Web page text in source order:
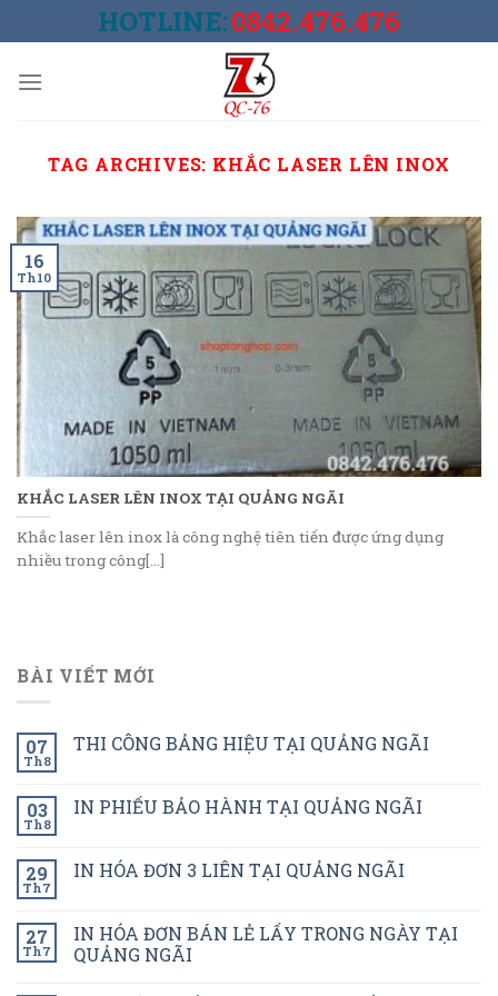
to
HOTLINE:0842.476.476
TAG ARCHIVES: KHẮC LASER LÊN INOX
KHẮC LASER LÊN INOX TẠI QUẢNG NGÃI
Khắc laser lên inox là công nghệ tiên tiến được ứng dụng
nhiều trong công[...]
16
Th10
BÀI VIẾT MỚI
07
Th8
THI CÔNG BẢNG HIỆU TẠI QUẢNG NGÃI
03
Th8
IN PHIẾU BẢO HÀNH TẠI QUẢNG NGÃI
29
Th7
IN HÓA ĐƠN 3 LIÊN TẠI QUẢNG NGÃI
27
Th7
IN HÓA ĐƠN BÁN LẺ LẤY TRONG NGÀY TẠI
QUẢNG NGÃI